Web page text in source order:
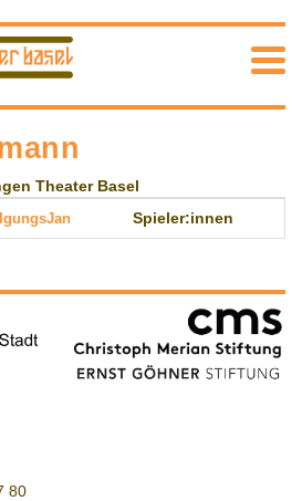
Theater Basel
Spieler:innen
80